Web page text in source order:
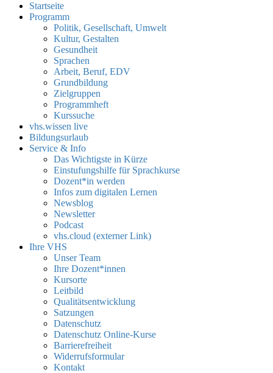
Startseite
Programm
Politik, Gesellschaft, Umwelt
Kultur, Gestalten
Gesundheit
Sprachen
Arbeit, Beruf, EDV
Grundbildung
Zielgruppen
Programmheft
Kurssuche
vhs.wissen live
Bildungsurlaub
Service & Info
Das Wichtigste in Kürze
Einstufungshilfe für Sprachkurse
Dozent*in werden
Infos zum digitalen Lernen
Newsblog
Newsletter
Podcast
vhs.cloud (externer Link)
Ihre VHS
Unser Team
Ihre Dozent*innen
Kursorte
Leitbild
Qualitätsentwicklung
Satzungen
Datenschutz
Datenschutz Online-Kurse
Barrierefreiheit
Widerrufsformular
Kontakt